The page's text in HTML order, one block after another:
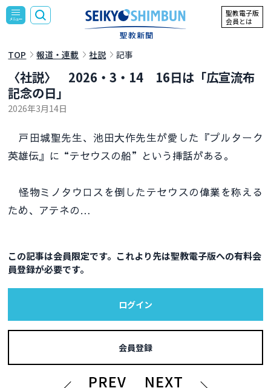
聖教電子版
会員とは
TOP 報道・連載 社説 記事
〈社説〉 2026・3・14 16日は「広宣流布
記念の日」
2026年3月14日
戸田城聖先生、池田大作先生が愛した『プルターク
英雄伝』に“テセウスの船”という挿話がある。
怪物ミノタウロスを倒したテセウスの偉業を称える
ため、アテネの…
この記事は会員限定です。これより先は聖教電子版への有料会
員登録が必要です。
ログイン
会員登録